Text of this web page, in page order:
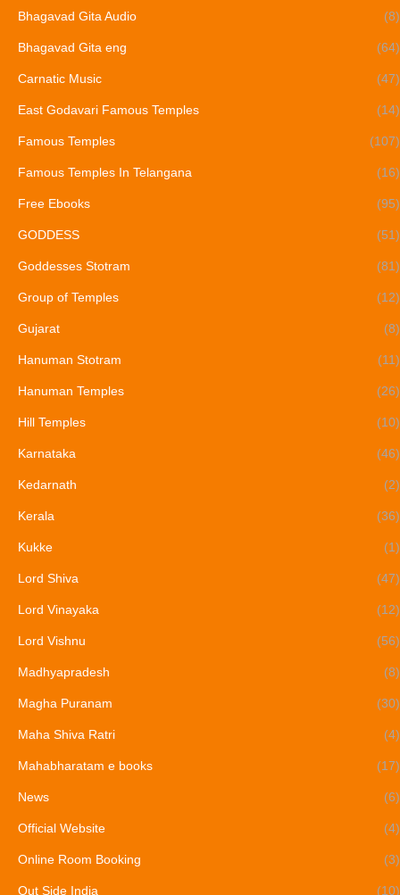
Bhagavad Gita Audio (8)
Bhagavad Gita eng (64)
Carnatic Music (47)
East Godavari Famous Temples (14)
Famous Temples (107)
Famous Temples In Telangana (16)
Free Ebooks (95)
GODDESS (51)
Goddesses Stotram (81)
Group of Temples (12)
Gujarat (8)
Hanuman Stotram (11)
Hanuman Temples (26)
Hill Temples (10)
Karnataka (46)
Kedarnath (2)
Kerala (36)
Kukke (1)
Lord Shiva (47)
Lord Vinayaka (12)
Lord Vishnu (56)
Madhyapradesh (8)
Magha Puranam (30)
Maha Shiva Ratri (4)
Mahabharatam e books (17)
News (6)
Official Website (4)
Online Room Booking (3)
Out Side India (10)